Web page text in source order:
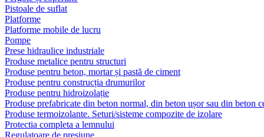
Pistoale de suflat
Platforme
Platforme mobile de lucru
Pompe
Prese hidraulice industriale
Produse metalice pentru structuri
Produse pentru beton, mortar și pastă de ciment
Produse pentru construcția drumurilor
Produse pentru hidroizolație
Produse prefabricate din beton normal, din beton ușor sau din beton
Produse termoizolante. Seturi/sisteme compozite de izolare
Protectia completa a lemnului
Regulatoare de presiune